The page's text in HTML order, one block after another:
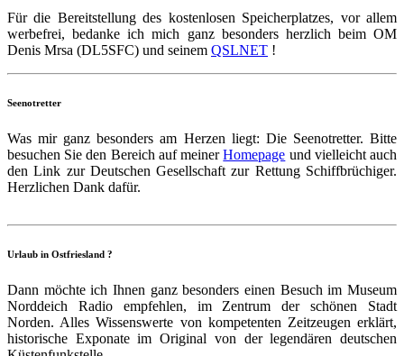
Für die Bereitstellung des kostenlosen Speicherplatzes, vor allem
werbefrei, bedanke ich mich ganz besonders herzlich beim OM
Denis Mrsa (DL5SFC) und seinem QSLNET !
Seenotretter
Was mir ganz besonders am Herzen liegt: Die Seenotretter. Bitte
besuchen Sie den Bereich auf meinerHomepage und vielleicht auch
den Link zur Deutschen Gesellschaft zur Rettung Schiffbrüchiger.
Herzlichen Dank dafür.
Urlaub in Ostfriesland ?
Dann möchte ich Ihnen ganz besonders einen Besuch im Museum
Norddeich Radio empfehlen, im Zentrum der schönen Stadt
Norden. Alles Wissenswerte von kompetenten Zeitzeugen erklärt,
historische Exponate im Original von der legendären deutschen